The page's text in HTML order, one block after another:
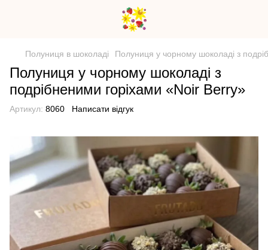
Полуниця в шоколаді Полуниця у чорному шоколаді з
Полуниця у чорному шоколаді з
подрібненими горіхами «Noir Berry»
Артикул: 8060 Написати відгук